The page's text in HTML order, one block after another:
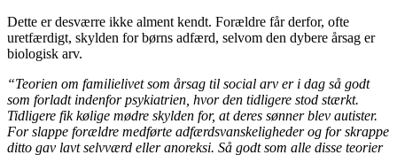
Dette er desværre ikke alment kendt. Forældre får derfor, ofte
uretfærdigt, skylden for børns adfærd, selvom den dybere årsag er
biologisk arv.
“Teorien om familielivet som årsag til social arv er i dag så godt
som forladt indenfor psykiatrien, hvor den tidligere stod stærkt.
Tidligere fik kølige mødre skylden for, at deres sønner blev autister.
For slappe forældre medførte adfærdsvanskeligheder og for skrappe
ditto gav lavt selvværd eller anoreksi. Så godt som alle disse teorier